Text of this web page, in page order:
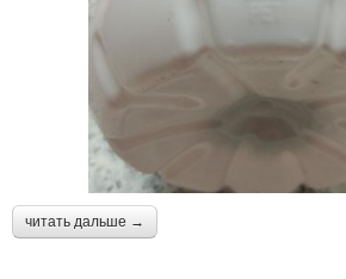
читать дальше →